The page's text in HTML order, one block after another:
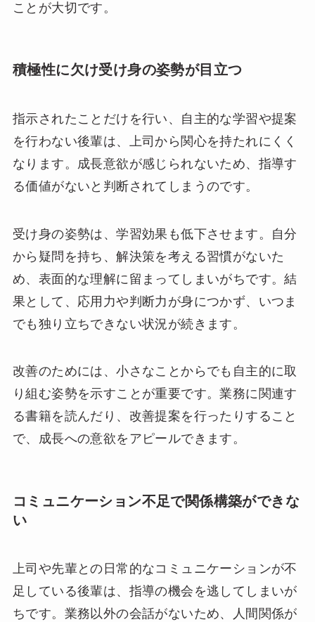
ことが大切です。
積極性に欠け受け身の姿勢が目立つ
指示されたことだけを行い、自主的な学習や提案
を行わない後輩は、上司から関心を持たれにくく
なります。成長意欲が感じられないため、指導す
る価値がないと判断されてしまうのです。
受け身の姿勢は、学習効果も低下させます。自分
から疑問を持ち、解決策を考える習慣がないた
め、表面的な理解に留まってしまいがちです。結
果として、応用力や判断力が身につかず、いつま
でも独り立ちできない状況が続きます。
改善のためには、小さなことからでも自主的に取
り組む姿勢を示すことが重要です。業務に関連す
る書籍を読んだり、改善提案を行ったりすること
で、成長への意欲をアピールできます。
コミュニケーション不足で関係構築ができな
い
上司や先輩との日常的なコミュニケーションが不
足している後輩は、指導の機会を逃してしまいが
ちです。業務以外の会話がないため、人間関係が